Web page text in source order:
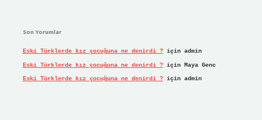
Son Yorumlar
Eski Türklerde kız çocuğuna ne denirdi ?için admin
Eski Türklerde kız çocuğuna ne denirdi ?için Maya Genc
Eski Türklerde kız çocuğuna ne denirdi ?için admin